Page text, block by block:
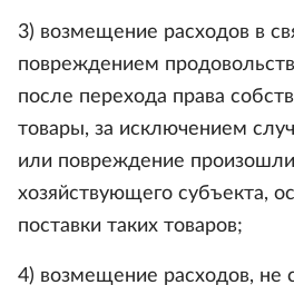
3) возмещение расходов в
повреждением
после перехода права
товары, за исключением
или повреждение
хозяйствующего субъекта,
поставки таких товаров;
4) возмещение расходов, не